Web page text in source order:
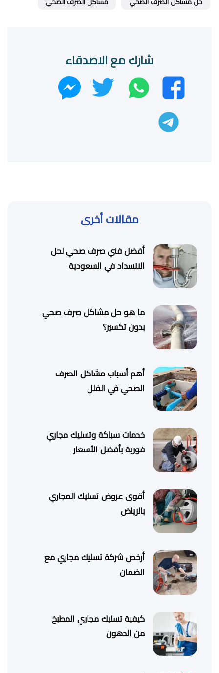
حل مشاكل الصرف الصحي مشاكل الصرف الصحي
شارك مع الاصدقاء
فيسبوك
واتساب تويتر
مقالات أخرى
أفضل فني صرف صحي لحل
الانسداد في السعودية
ما هو حل مشاكل صرف صحي
بدون تكسير؟
أهم أسباب مشاكل الصرف
الصحي في الفلل
خدمات سباكة وتسليك مجاري
فورية بأفضل الأسعار
أقوى عروض تسليك المجاري
بالرياض
أرخص شركة تسليك مجاري مع
الضمان
كيفية تسليك مجاري المطبخ
من الدهون